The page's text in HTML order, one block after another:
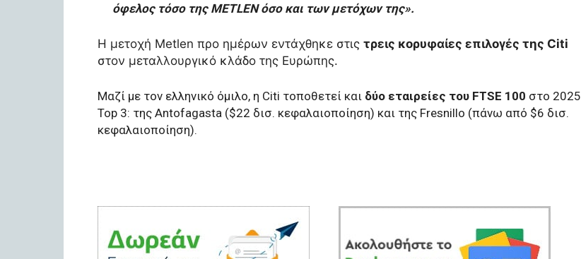
όφελος τόσο της MΕTLEN όσο και των μετόχων της».
Η μετοχή Metlen προ ημέρων εντάχθηκε στις τρεις κορυφαίες επιλογές της Citi
στον μεταλλουργικό κλάδο της Ευρώπης.
Μαζί με τον ελληνικό όμιλο, η Citi τοποθετεί και δύο εταιρείες του FTSE 100 στο 2025
Top 3: της Antofagasta ($22 δισ. κεφαλαιοποίηση) και της Fresnillo (πάνω από $6 δισ.
κεφαλαιοποίηση).